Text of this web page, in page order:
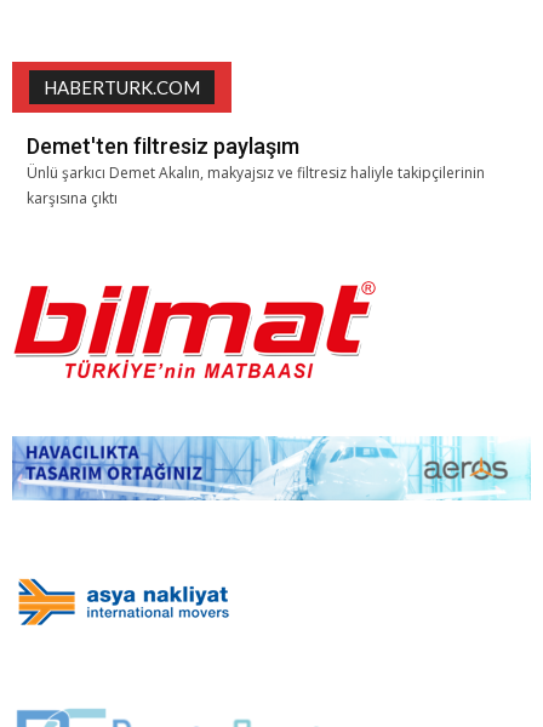
HABERTURK.COM
Demet'ten filtresiz paylaşım
Ünlü şarkıcı Demet Akalın, makyajsız ve filtresiz haliyle takipçilerinin
karşısına çıktı